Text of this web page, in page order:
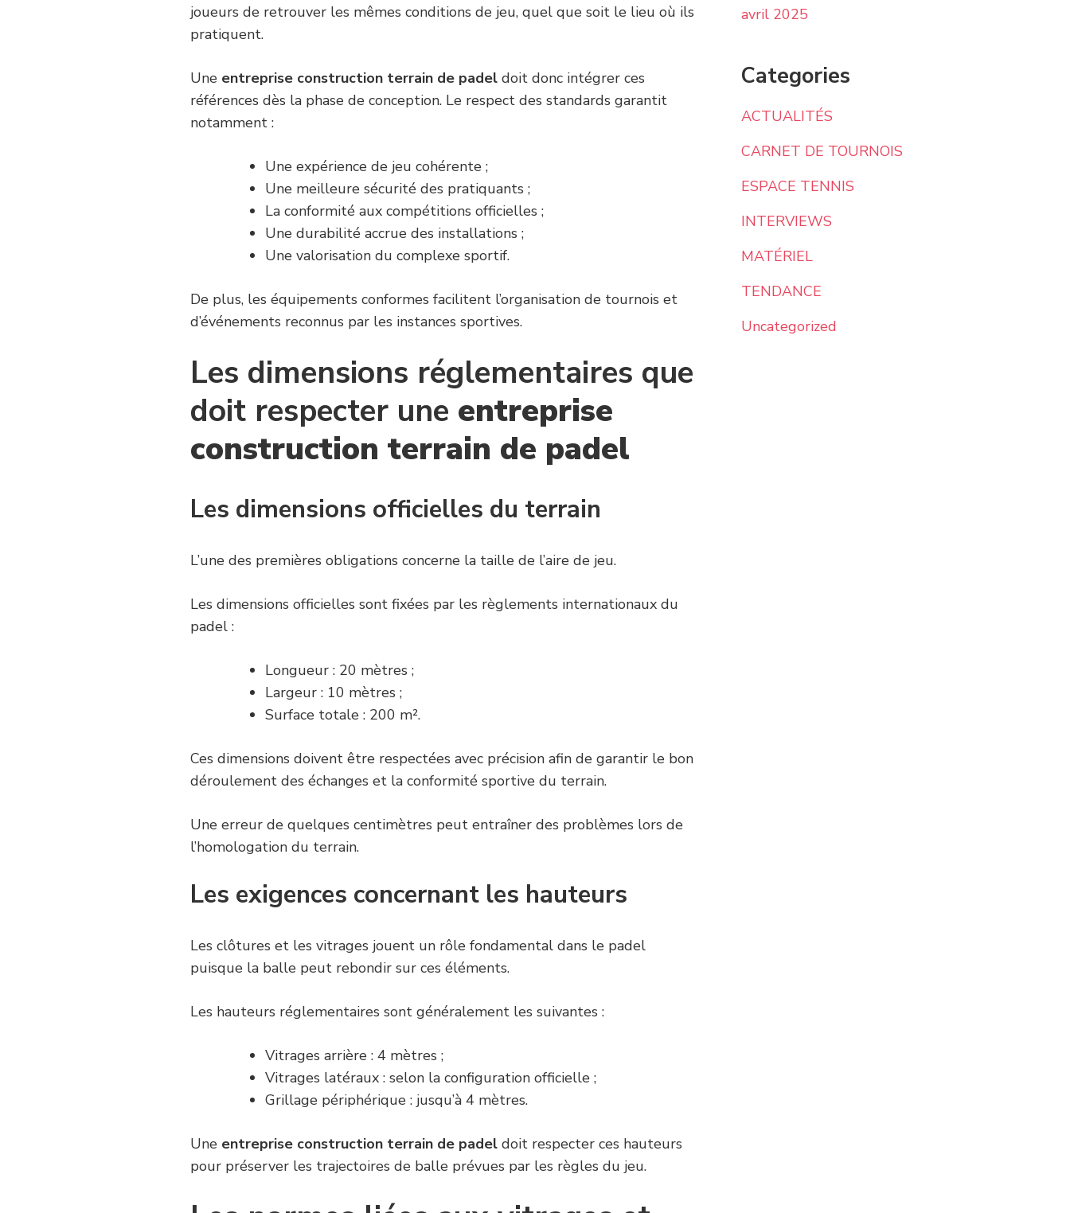
joueurs de retrouver les mêmes conditions de jeu, quel que soit le lieu où ils
pratiquent.
Une entreprise construction terrain de padel doit donc intégrer ces
références dès la phase de conception. Le respect des standards garantit
notamment :
Une expérience de jeu cohérente ;
Une meilleure sécurité des pratiquants ;
La conformité aux compétitions officielles ;
Une durabilité accrue des installations ;
Une valorisation du complexe sportif.
De plus, les équipements conformes facilitent l’organisation de tournois et
d’événements reconnus par les instances sportives.
Les dimensions réglementaires que
doit respecter une entreprise
construction terrain de padel
Les dimensions officielles du terrain
L’une des premières obligations concerne la taille de l’aire de jeu.
Les dimensions officielles sont fixées par les règlements internationaux du
padel :
Longueur : 20 mètres ;
Largeur : 10 mètres ;
Surface totale : 200 m².
Ces dimensions doivent être respectées avec précision afin de garantir le bon
déroulement des échanges et la conformité sportive du terrain.
Une erreur de quelques centimètres peut entraîner des problèmes lors de
l’homologation du terrain.
Les exigences concernant les hauteurs
Les clôtures et les vitrages jouent un rôle fondamental dans le padel
puisque la balle peut rebondir sur ces éléments.
Les hauteurs réglementaires sont généralement les suivantes :
Vitrages arrière : 4 mètres ;
Vitrages latéraux : selon la configuration officielle ;
Grillage périphérique : jusqu’à 4 mètres.
Une entreprise construction terrain de padel doit respecter ces hauteurs
pour préserver les trajectoires de balle prévues par les règles du jeu.
avril 2025
Categories
ACTUALITÉS
CARNET DE TOURNOIS
ESPACE TENNIS
INTERVIEWS
MATÉRIEL
TENDANCE
Uncategorized